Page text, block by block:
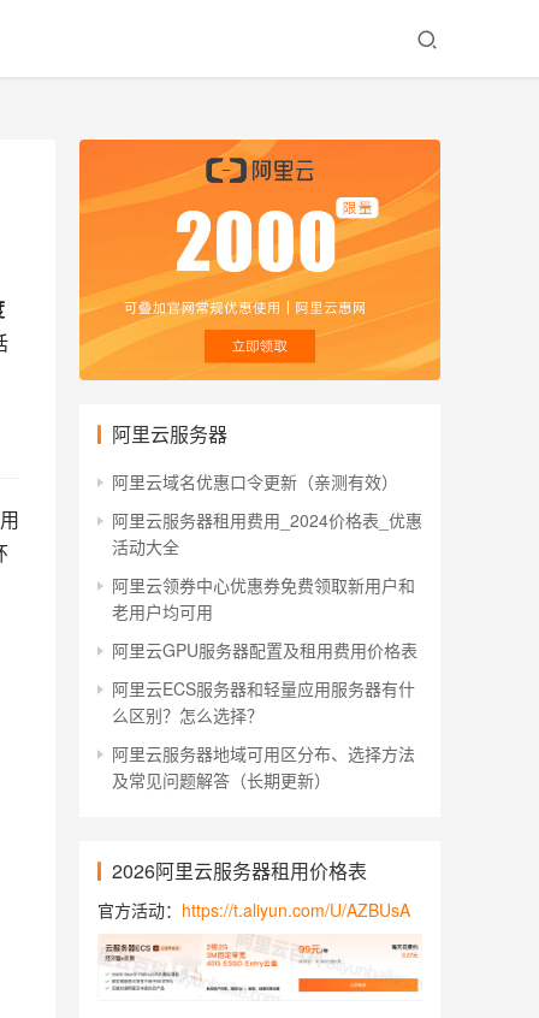
阿里云服务器
阿里云域名优惠口令更新（亲测有效）
阿里云服务器租用费用_2024价格表_优惠
活动大全
阿里云领券中心优惠券免费领取新用户和
老用户均可用
阿里云GPU服务器配置及租用费用价格表
阿里云ECS服务器和轻量应用服务器有什
么区别？怎么选择？
阿里云服务器地域可用区分布、选择方法
及常见问题解答（长期更新）
2026阿里云服务器租用价格表
官方活动： https://t.aliyun.com/U/AZBUsA